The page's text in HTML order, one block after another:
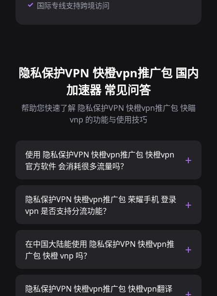
国际专线支持跨境访问
隐私保护VPN 快橙vpn推广包 国内
加速器 常见问答
帮助您快速了解 隐私保护VPN 快橙vpn推广包 快瞄
vnp 的功能与使用技巧
使用 隐私保护VPN 快橙vpn推广包 快橙vpn
官方软件 会消耗很多流量吗？
隐私保护VPN 快橙vpn推广包 荣耀手机 登录
vpn 是否支持分流功能？
在中国大陆能使用 隐私保护VPN 快橙vpn推
广包 快橙 vnp 吗？
隐私保护VPN 快橙vpn推广包 快橙vpn翻译